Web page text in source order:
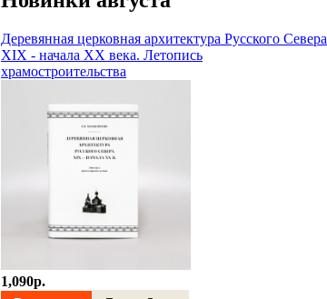
Деревянная церковная архитектура Русского Севера
XIX - начала XX века. Летопись
храмостроительства
1,090p.